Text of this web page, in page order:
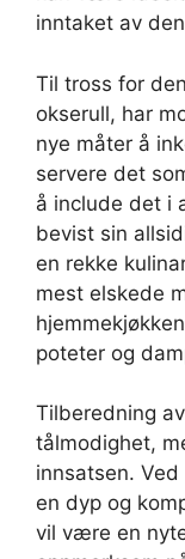
inntaket av
Til tross for
okserull, har
nye måter å
servere det
å include det i
bevist sin
en rekke
mest elskede
poteter og
Tilberedning
tålmodighet,
innsatsen.
en dyp og
vil være en